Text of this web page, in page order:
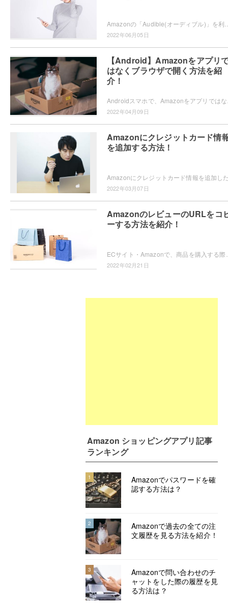
2022年06月05日
【Android】Amazonをアプリ
はなくブラウザで開く方法を紹
介！
2022年04月09日
Amazonにクレジットカード情
を追加する方法！
2022年03月07日
AmazonのレビューのURLをコ
ーする方法を紹介！
2022年02月21日
Amazon ショッピングアプリ記事
ランキング
1
Amazonでパスワードを確
認する方法は？
2
Amazonで過去の全ての注
文履歴を見る方法を紹介！
3
Amazonで問い合わせのチ
ャットをした際の履歴を見
る方法は？